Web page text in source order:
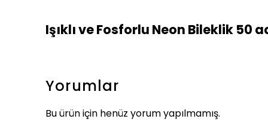
Işıklı ve Fosforlu Neon Bileklik 50
Yorumlar
Bu ürün için henüz yorum yapılmamış.